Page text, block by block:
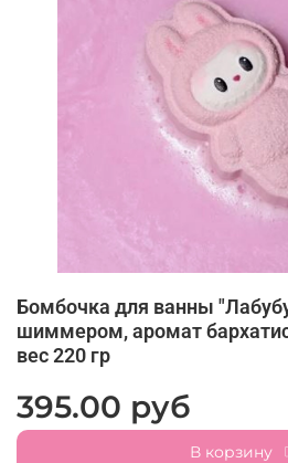
Бомбочка для ванны
шиммером, аромат
вес 220 гр
395.00 руб
В корзину